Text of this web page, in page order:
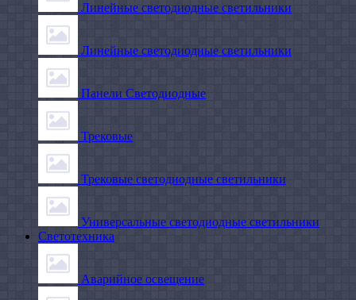
Линейные светодиодные светильники
Линейные светодиодные светильники
Панели Светодиодные
Трековые
Трековые светодиодные светильники
Универсальные светодиодные светильники
Светотехника
Аварийное освещение